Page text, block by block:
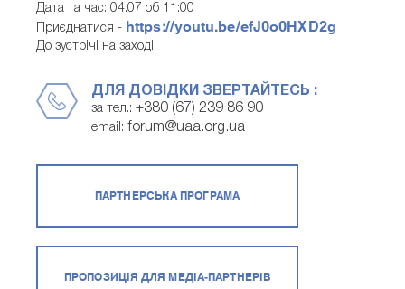
Дата та час: 04.07 об 11:00
Приєднатися - https://youtu.be/efJ0o0HXD2g
До зустрічі на заході!
ДЛЯ ДОВІДКИ ЗВЕРТАЙТЕСЬ :
за тел.: +380 (67) 239 86 90
email: forum@uaa.org.ua
ПАРТНЕРСЬКА ПРОГРАМА
ПРОПОЗИЦІЯ ДЛЯ МЕДІА-ПАРТНЕРІВ